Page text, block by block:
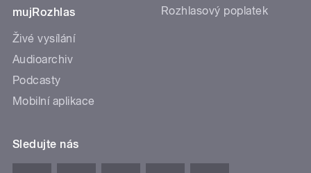
mujRozhlas
Živé vysílání
Audioarchiv
Podcasty
Mobilní aplikace
Rozhlasový poplatek
Sledujte nás